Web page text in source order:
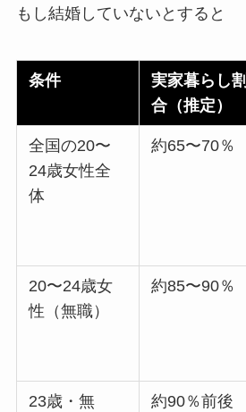
もし結婚していないとすると
条件
実家暮らし割
合（推定）
全国の20〜
24歳女性全
体
約65〜70％
20〜24歳女
性（無職）
約85〜90％
23歳・無
約90％前後